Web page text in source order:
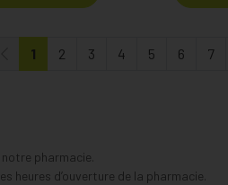
1 2 3 4 5 6 7
pharmacie.
heures d’ouverture de la pharmacie.